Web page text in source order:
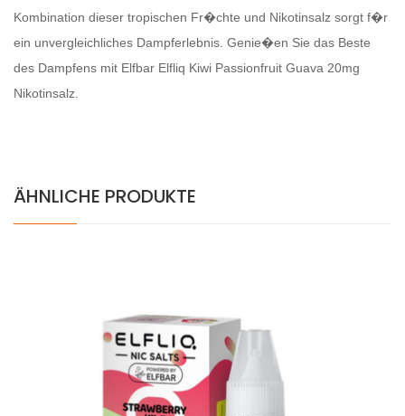
Kombination dieser tropischen Fr�chte und Nikotinsalz sorgt f�r
ein unvergleichliches Dampferlebnis. Genie�en Sie das Beste
des Dampfens mit Elfbar Elfliq Kiwi Passionfruit Guava 20mg
Nikotinsalz.
ÄHNLICHE PRODUKTE